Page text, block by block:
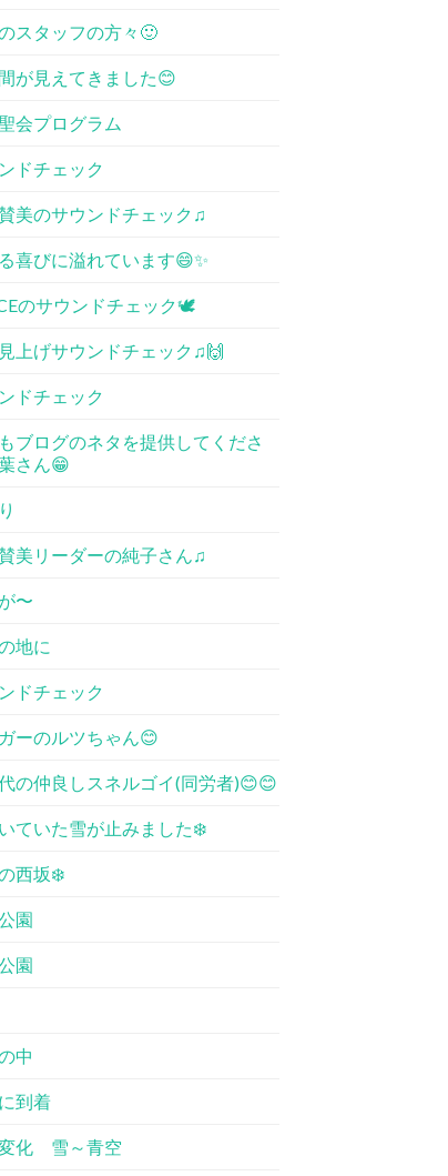
スタッフの方々🙂
が見えてきました😊
会プログラム
ドチェック
美のサウンドチェック♫
喜びに溢れています😄✨
のサウンドチェック🕊
上げサウンドチェック♫🙌
ドチェック
ブログのネタを提供してくださ
さん😁
美リーダーの純子さん♫
〜
地に
ドチェック
ーのルツちゃん😊
の仲良しスネルゴイ(同労者)😊😊
ていた雪が止みました❄️
西坂❄️
園
園
中
到着
化 雪～青空